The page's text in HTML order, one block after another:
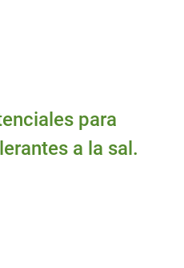
para
a la sal.